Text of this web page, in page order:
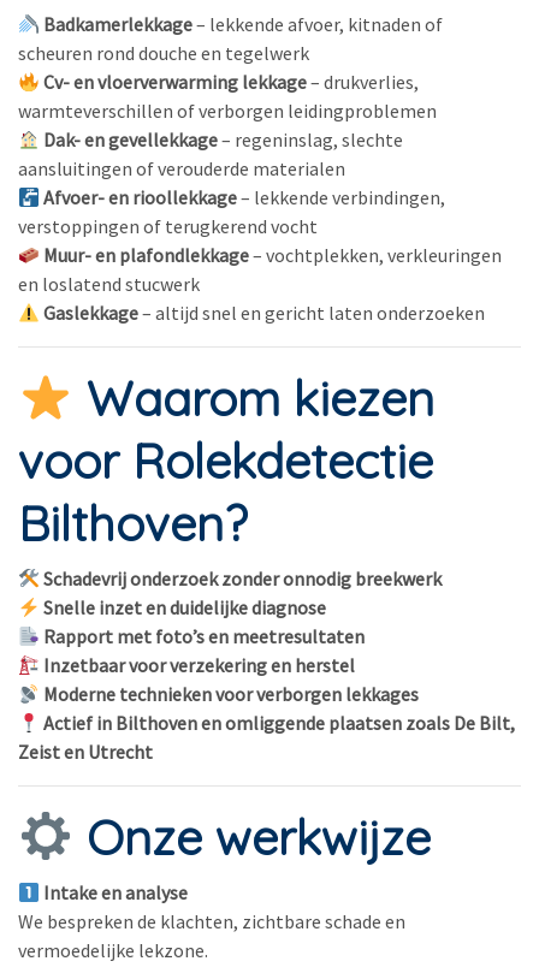
Badkamerlekkage– lekkende afvoer, kitnaden of
scheuren rond douche en tegelwerk
Cv- en vloerverwarming lekkage– drukverlies,
warmteverschillen of verborgen leidingproblemen
Dak- en gevellekkage– regeninslag, slechte
aansluitingen of verouderde materialen
Afvoer- en rioollekkage– lekkende verbindingen,
verstoppingen of terugkerend vocht
Muur- en plafondlekkage– vochtplekken, verkleuringen
en loslatend stucwerk
Gaslekkage– altijd snel en gericht laten onderzoeken
Waarom kiezen
voor Rolekdetectie
Bilthoven?
Schadevrij onderzoek zonder onnodig breekwerk
Snelle inzet en duidelijke diagnose
Rapport met foto’s en meetresultaten
Inzetbaar voor verzekering en herstel
Moderne technieken voor verborgen lekkages
Actief in Bilthoven en omliggende plaatsen zoals De Bilt,
Zeist en Utrecht
Onze werkwijze
Intake en analyse
We bespreken de klachten, zichtbare schade en
vermoedelijke lekzone.